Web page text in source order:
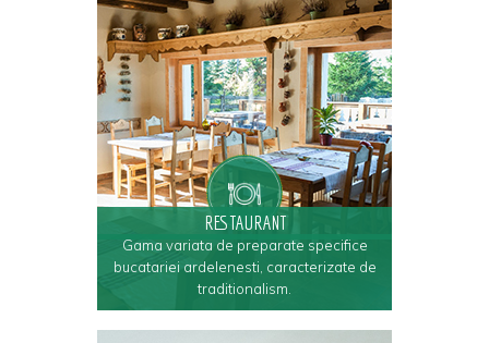
RESTAURANT
Gama variata de preparate specifice
bucatariei ardelenesti, caracterizate de
traditionalism.